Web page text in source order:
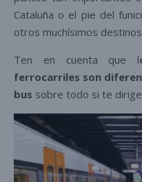
Cataluña o el pie del
otros muchísimos
Ten en cuenta que l
ferrocarriles son
bus sobre todo si te